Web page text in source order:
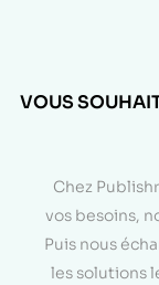
VOUS
Chez
vos besoins,
Puis nous
les solutions